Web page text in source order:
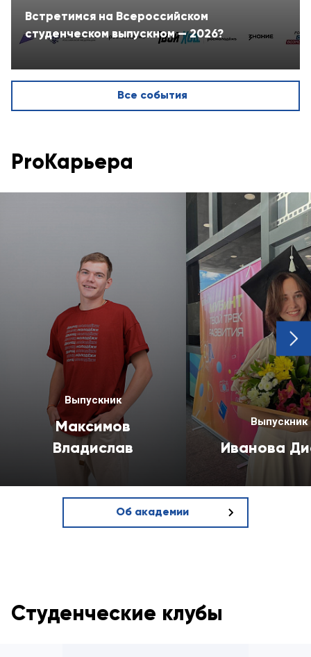
Встретимся на Всероссийском
студенческом выпускном — 2026?
Все события
ProКарьера
Об академии
Выпускник
Максимов
Владислав
Выпускник
Иванова
next
Студенческие клубы